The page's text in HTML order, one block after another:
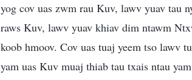
yog cov uas zwm rau Kuv, lawv yuav tau
raws Kuv, lawv yuav khiav dim ntawm
koob hmoov. Cov uas tuaj yeem tso lawv
yam uas Kuv muaj thiab tau txais ntau